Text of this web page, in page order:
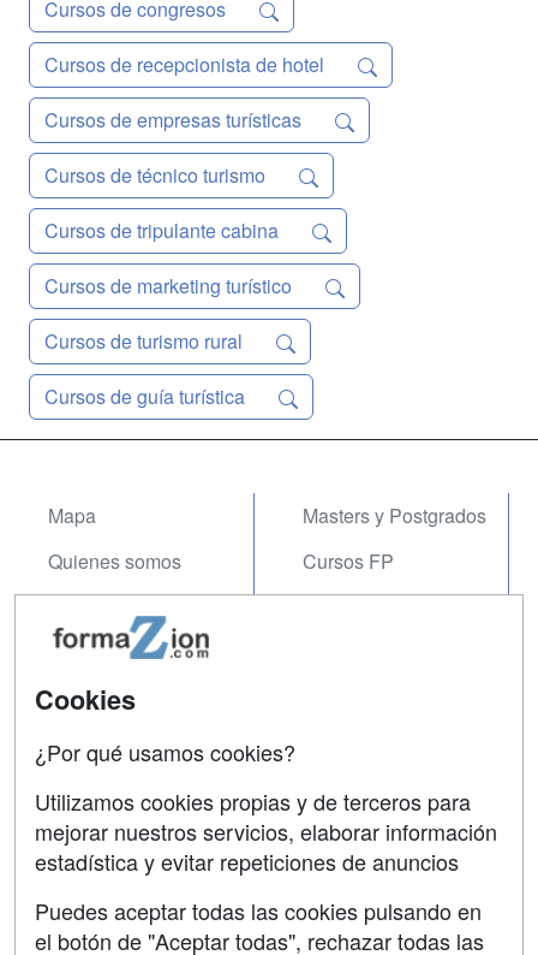
Cursos de congresos
Cursos de recepcionista de hotel
Cursos de empresas turísticas
Cursos de técnico turismo
Cursos de tripulante cabina
Cursos de marketing turístico
Cursos de turismo rural
Cursos de guía turística
Mapa
Quienes somos
Acceso Usuarios
Acceso Centros
Masters y Postgrados
Cursos FP
Contactar
Confidencialidad
Copyleft
SÍGUENOS EN:
Cookies
¿Por qué usamos cookies?
Utilizamos cookies propias y de terceros para
mejorar nuestros servicios, elaborar información
estadística y evitar repeticiones de anuncios
Puedes aceptar todas las cookies pulsando en
el botón de "Aceptar todas", rechazar todas las